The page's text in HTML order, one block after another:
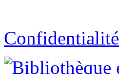
Confidentialité